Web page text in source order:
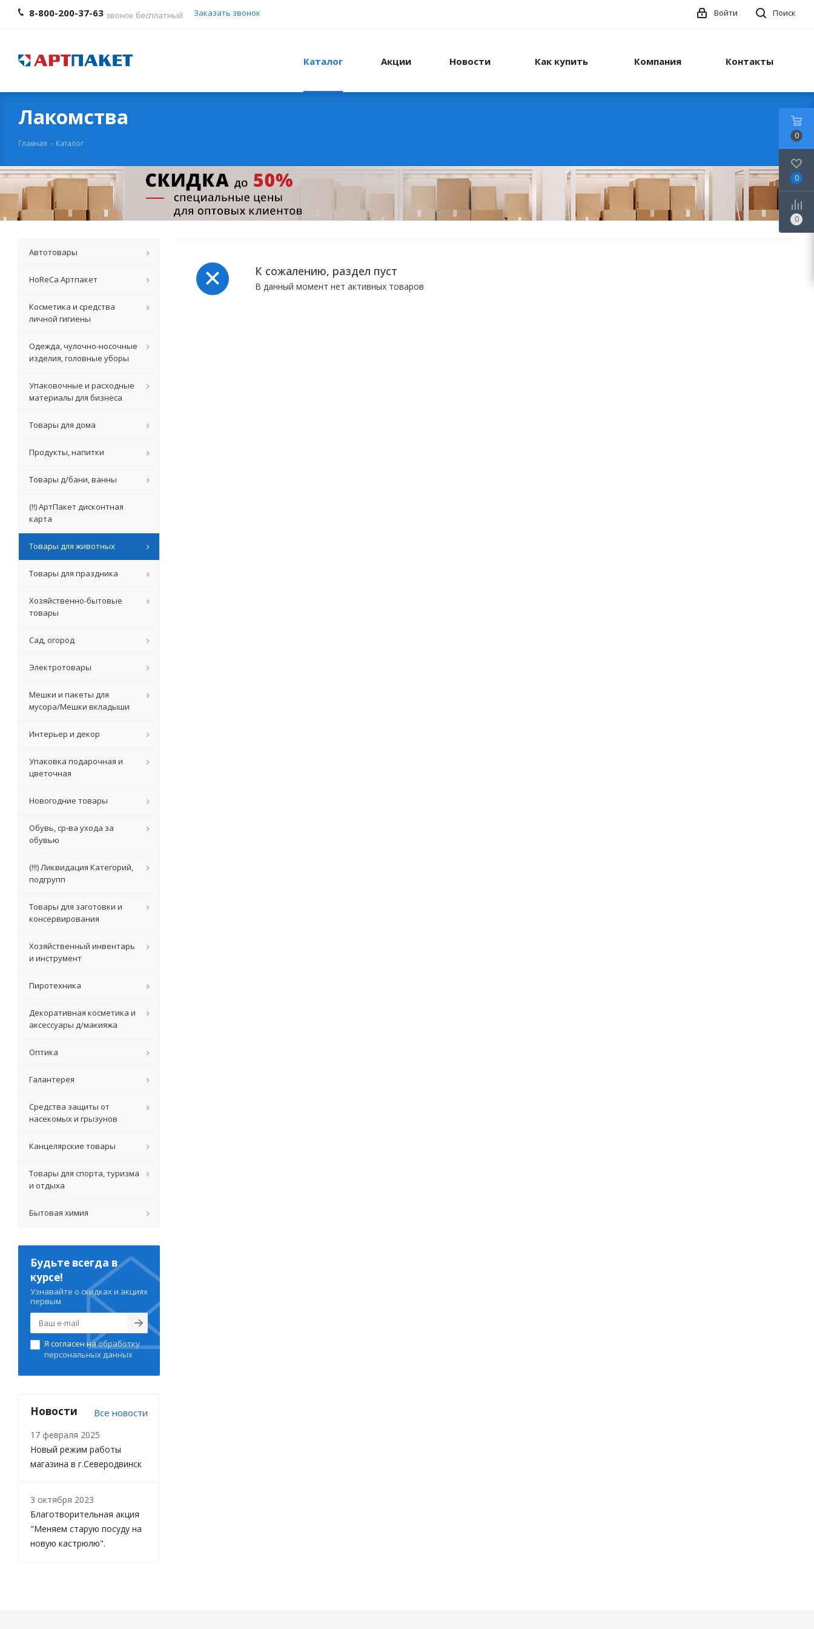
8-800-200-37-63 звонок бесплатный Заказать звонок Поиск
Войти
Каталог Акции Новости Как купить Компания Контакты
Лакомства
Главная - Каталог
К сожалению, раздел пуст
В данный момент нет активных товаров
Автотовары
HoReCa Артпакет
Косметика и средства
личной гигиены
Одежда, чулочно-носочные
изделия, головные уборы
Упаковочные и расходные
материалы для бизнеса
Товары для дома
Продукты, напитки
Товары д/бани, ванны
(!!) АртПакет дисконтная
карта
Товары для животных
Товары для праздника
Хозяйственно-бытовые
товары
Сад, огород
Электротовары
Мешки и пакеты для
мусора/Мешки вкладыши
Интерьер и декор
Упаковка подарочная и
цветочная
Новогодние товары
Обувь, ср-ва ухода за
обувью
(!!!) Ликвидация Категорий,
подгрупп
Товары для заготовки и
консервирования
Хозяйственный инвентарь
и инструмент
Пиротехника
Декоративная косметика и
аксессуары д/макияжа
Оптика
Галантерея
Средства защиты от
насекомых и грызунов
Канцелярские товары
Товары для спорта, туризма
и отдыха
Бытовая химия
Будьте всегда в
курсе!
Узнавайте о скидках и акциях
первым
Я согласен наобработку
персональных данных
Новости Все новости
17 февраля 2025
Новый режим работы
магазина в г.Северодвинск
3 октября 2023
Благотворительная акция
"Меняем старую посуду на
новую кастрюлю".
0
0
0